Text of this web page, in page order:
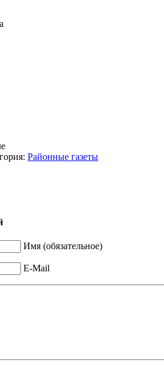
Районные газеты
Имя (обязательное)
E-Mail